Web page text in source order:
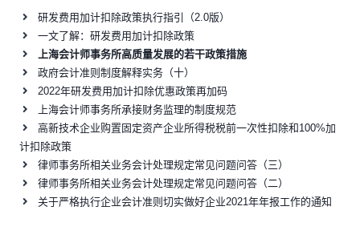
研发费用加计扣除政策执行指引（2.0版）
一文了解：研发费用加计扣除政策
上海会计师事务所高质量发展的若干政策措施
政府会计准则制度解释实务（十）
2022年研发费用加计扣除优惠政策再加码
上海会计师事务所承接财务监理的制度规范
高新技术企业购置固定资产企业所得税税前一次性扣除和100%加
计扣除政策
律师事务所相关业务会计处理规定常见问题问答（三）
律师事务所相关业务会计处理规定常见问题问答（二）
关于严格执行企业会计准则切实做好企业2021年年报工作的通知